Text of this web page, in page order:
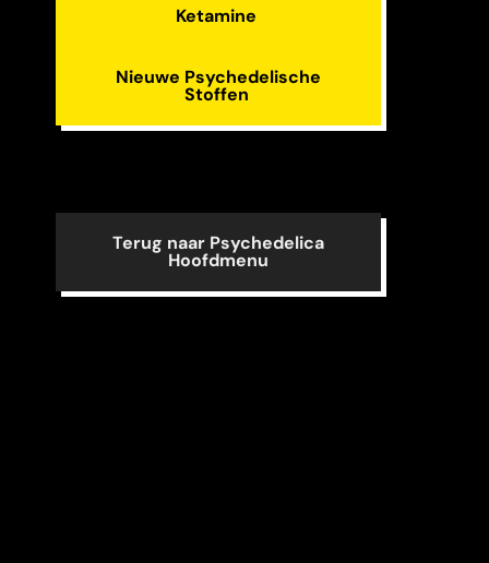
Ketamine
Nieuwe Psychedelische
Stoffen
Terug naar Psychedelica
Hoofdmenu